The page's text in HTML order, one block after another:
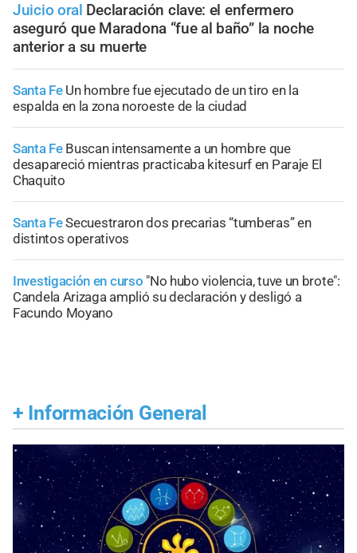
Juicio oral Declaración clave: el enfermero
aseguró que Maradona “fue al baño” la noche
anterior a su muerte
Santa Fe Un hombre fue ejecutado de un tiro en la
espalda en la zona noroeste de la ciudad
Santa Fe Buscan intensamente a un hombre que
desapareció mientras practicaba kitesurf en Paraje El
Chaquito
Santa FeSecuestraron dos precarias “tumberas” en
distintos operativos
Investigación en curso "No hubo violencia, tuve un brote":
Candela Arizaga amplió su declaración y desligó a
Facundo Moyano
+ Información General